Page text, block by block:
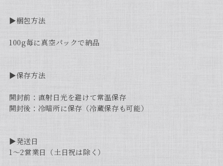
▶︎梱包方法
100g毎に真空パックで納品
▶︎保存方法
開封前：直射日光を避けて常温保存
開封後：冷暗所に保存（冷蔵保存も可能）
▶︎発送日
1〜2営業日（土日祝は除く）